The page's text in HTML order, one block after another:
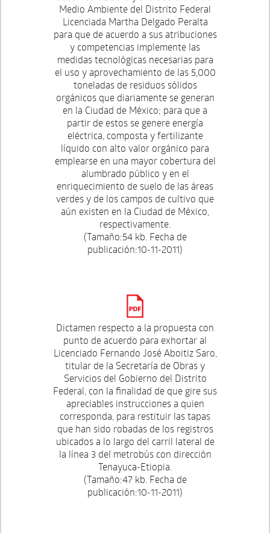
Medio Ambiente del Distrito Federal
Licenciada Martha Delgado Peralta
para que de acuerdo a sus atribuciones
y competencias implemente las
medidas tecnológicas necesarias para
el uso y aprovechamiento de las 5,000
toneladas de residuos sólidos
orgánicos que diariamente se generan
en la Ciudad de México; para que a
partir de estos se genere energía
eléctrica, composta y fertilizante
líquido con alto valor orgánico para
emplearse en una mayor cobertura del
alumbrado público y en el
enriquecimiento de suelo de las áreas
verdes y de los campos de cultivo que
aún existen en la Ciudad de México,
respectivamente.
(Tamaño:54 kb. Fecha de
publicación:10-11-2011)
Dictamen respecto a la propuesta con
punto de acuerdo para exhortar al
Licenciado Fernando José Aboitiz Saro,
titular de la Secretaría de Obras y
Servicios del Gobierno del Distrito
Federal, con la finalidad de que gire sus
apreciables instrucciones a quien
corresponda, para restituir las tapas
que han sido robadas de los registros
ubicados a lo largo del carril lateral de
la línea 3 del metrobús con dirección
Tenayuca-Etiopia.
(Tamaño:47 kb. Fecha de
publicación:10-11-2011)